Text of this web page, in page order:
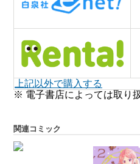
上記以外で購入する
※ 電子書店によっては取り
関連コミック